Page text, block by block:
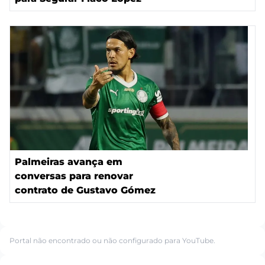
Palmeiras avança em
conversas para renovar
contrato de Gustavo Gómez
Portal não encontrado ou não configurado para YouTube.